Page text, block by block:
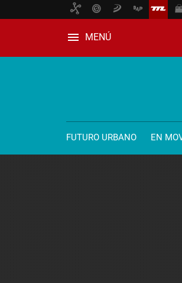
MENÚ
FUTURO URBANO EN